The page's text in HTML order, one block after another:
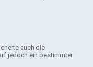
auch die
jedoch ein bestimmter